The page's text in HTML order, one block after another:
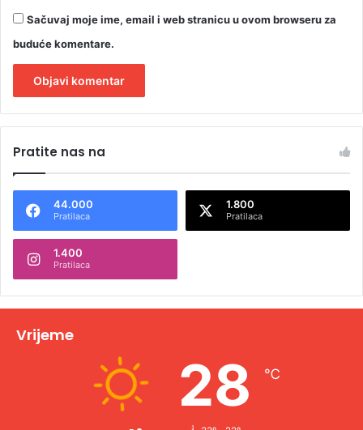
Sačuvaj moje ime, email i web stranicu u ovom browseru za
buduće komentare.
t
n
t
v
Pratite nas na
44.000
Pratilaca
1.800
Pratilaca
1.400
Pratilaca
Vrijeme
28 ℃